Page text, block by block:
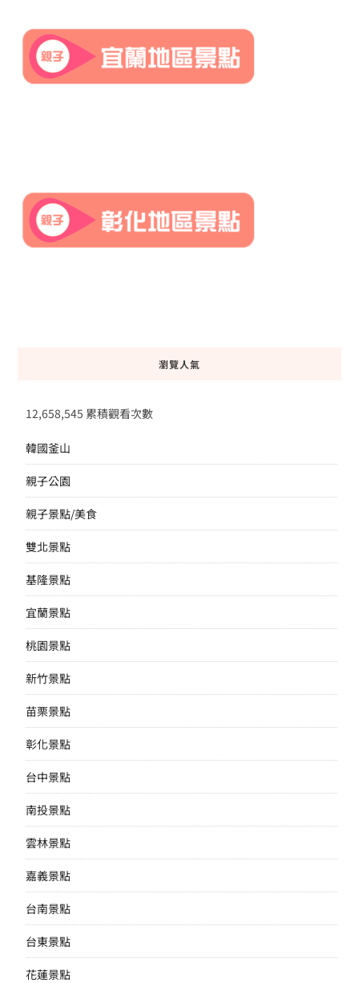
瀏覽人氣
12,658,545 累積觀看次數
韓國釜山
親子公園
親子景點/美食
雙北景點
基隆景點
宜蘭景點
桃園景點
新竹景點
苗栗景點
彰化景點
台中景點
南投景點
雲林景點
嘉義景點
台南景點
台東景點
花蓮景點